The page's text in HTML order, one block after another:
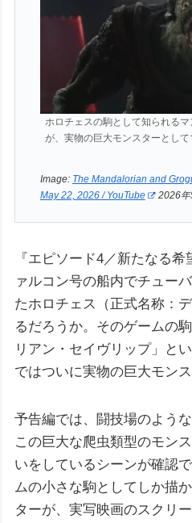
ホロチェスの駒として知られる
が、実物の巨大モンスターとして
Image: The Mandalorian and
May 22, 2026 / YouTube
2026年
『エピソード4／新たなる
ァルコン号の船内でチュー
たホロチェス（正式名称：
るだろうか。そのゲームの
リアン・セイヴリップ」と
ではついに実物の巨大モン
予告編では、闘技場のよう
この巨大な爬虫類型のモン
いをしているシーンが確認
ムの小さな駒としてしか描
ターが、実写映画のスクリ